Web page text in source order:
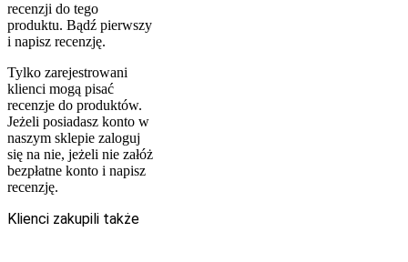
recenzji do tego
produktu. Bądź pierwszy
i napisz recenzję.
Tylko zarejestrowani
klienci mogą pisać
recenzje do produktów.
Jeżeli posiadasz konto w
naszym sklepie zaloguj
się na nie, jeżeli nie załóż
bezpłatne konto i napisz
recenzję.
Klienci zakupili także